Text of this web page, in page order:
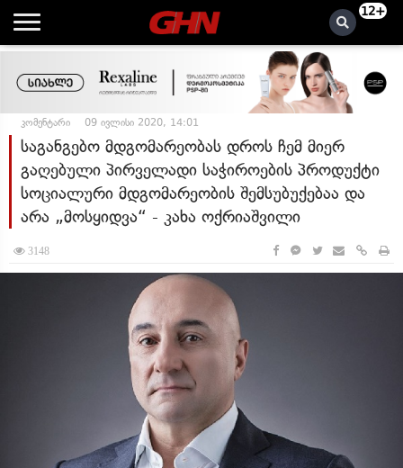
12+
კომენტარი 09 ივლისი 2020, 14:01
საგანგებო მდგომარეობას დროს ჩემ მიერ
გაღებული პირველადი საჭიროების პროდუქტი
სოციალური მდგომარეობის შემსუბუქებაა და
არა „მოსყიდვა“ - კახა ოქრიაშვილი
3148